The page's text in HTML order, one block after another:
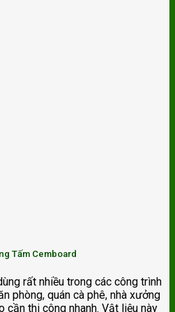
Tấm Cemboard
rất nhiều trong các công trình
phòng, quán cà phê, nhà xưởng
cần thi công nhanh. Vật liệu này